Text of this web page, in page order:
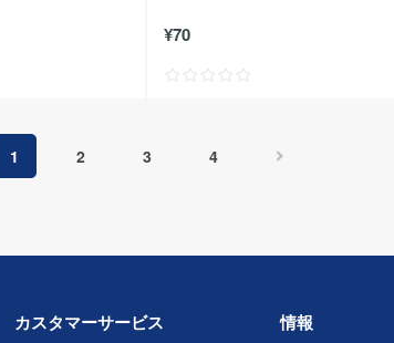
¥70
1 2 3 4
カスタマーサービス 情報